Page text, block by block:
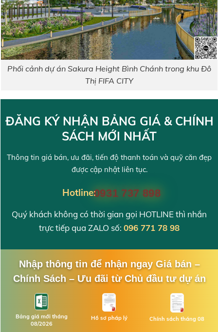
Phối cảnh dự án Sakura Height Bình Chánh trong khu Đô
Thị FIFA CITY
ĐĂNG KÝ NHẬN BẢNG GIÁ & CHÍNH
SÁCH MỚI NHẤT
Thông tin giá bán, ưu đãi, tiến độ thanh toán và quỹ căn đẹp
được cập nhật liên tục.
Hotline: 0931 737 898
Quý khách không có thời gian gọi HOTLINE thì nhắn
trực tiếp qua ZALO số: 096 771 78 98
Nhập thông tin để nhận ngay Giá bán –
Chính Sách – Ưu đãi từ Chủ đầu tư dự án
Bảng giá mới tháng
08/2026
Hồ sơ pháp lý Chính sách tháng 08